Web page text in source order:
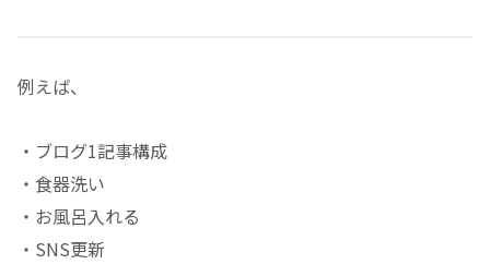
例えば、
・ブログ1記事構成
・食器洗い
・お風呂入れる
・SNS更新